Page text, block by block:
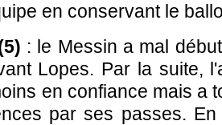
en conservant le
: le Messin a mal
Lopes. Par la suite,
en confiance mais a
par ses passes.